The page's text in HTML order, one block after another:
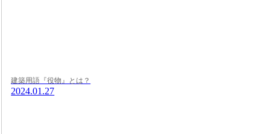
建築用語『役物』とは？
2024.01.27